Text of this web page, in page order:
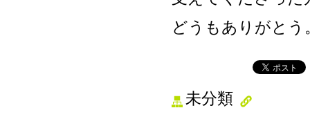
どうもありがとう
未分類